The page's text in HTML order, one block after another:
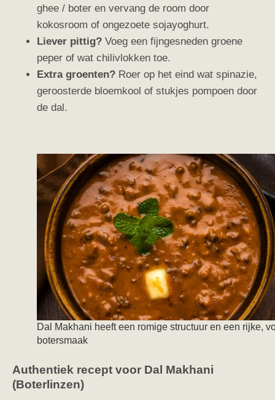
ghee / boter en vervang de room door
kokosroom of ongezoete sojayoghurt.
Liever pittig? Voeg een fijngesneden groene
peper of wat chilivlokken toe.
Extra groenten? Roer op het eind wat spinazie,
geroosterde bloemkool of stukjes pompoen door
de dal.
Dal Makhani heeft een romige structuur en een rijke,
botersmaak
Authentiek recept voor Dal Makhani
(Boterlinzen)